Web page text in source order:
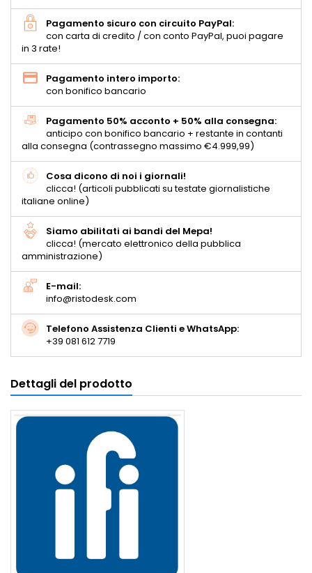
Pagamento sicuro con circuito PayPal:
con carta di credito / con conto PayPal, puoi pagare
in 3 rate!
Pagamento intero importo:
con bonifico bancario
Pagamento 50% acconto + 50% alla consegna:
anticipo con bonifico bancario + restante in contanti
alla consegna (contrassegno massimo €4.999,99)
Cosa dicono di noi i giornali!
clicca! (articoli pubblicati su testate giornalistiche
italiane online)
Siamo abilitati ai bandi del Mepa!
clicca! (mercato elettronico della pubblica
amministrazione)
E-mail:
info@ristodesk.com
Telefono Assistenza Clienti e WhatsApp:
+39 081 612 7719
Dettagli del prodotto